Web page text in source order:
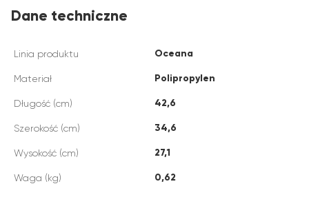
Dane techniczne
Linia produktu Oceana
Materiał Polipropylen
Długość (cm) 42,6
Szerokość (cm) 34,6
Wysokość (cm) 27,1
Waga (kg) 0,62